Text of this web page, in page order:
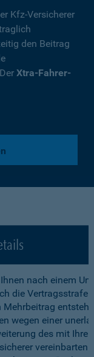
Kfz-Versicherer
den Beitrag
Xtra-Fahrer-
nach einem
die Vertragsstrafe
Mehrbeitrag
wegen einer
des mit
vereinbarten